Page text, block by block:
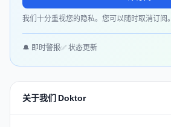
我们十分重视您的隐私。您可以随时取消订阅。
🔔 即时警报✅ 状态更新
关于我们 Doktor